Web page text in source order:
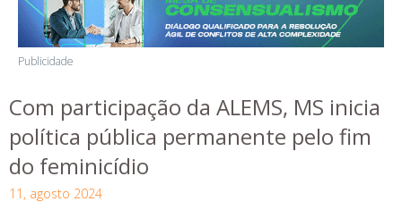
Publicidade
Com participação da ALEMS, MS inicia
política pública permanente pelo fim
do feminicídio
11, agosto 2024